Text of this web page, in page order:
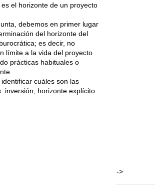
el horizonte de un proyecto
debemos en primer lugar
del horizonte del
es decir, no
límite a la vida del proyecto
prácticas habituales o
cuáles son las
inversión, horizonte explícito
->